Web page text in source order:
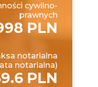
cywilno-
prawnych
PLN
notarialna
notarialna)
PLN